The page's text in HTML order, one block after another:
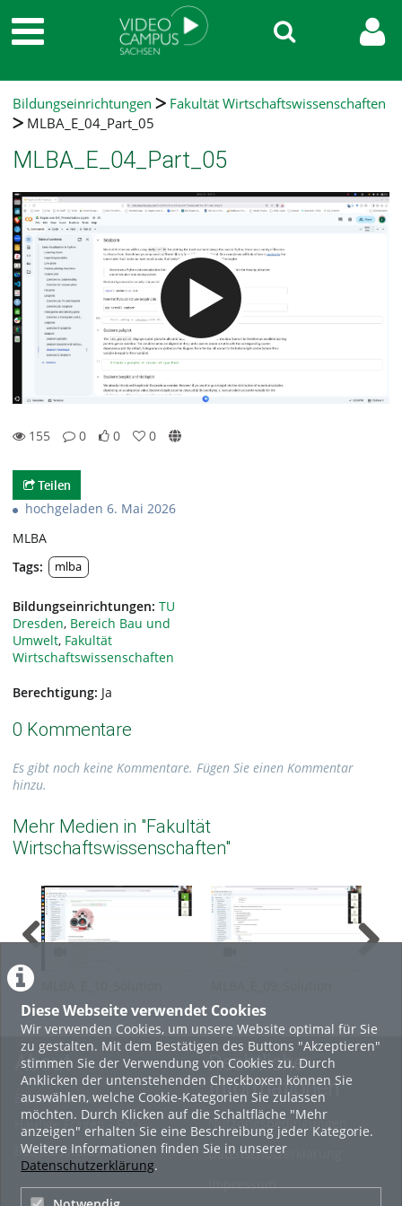
Diese Webseite verwendet Cookies
Wir verwenden Cookies, um unsere Website optimal für Sie
zu gestalten. Mit dem Bestätigen des Buttons "Akzeptieren"
stimmen Sie der Verwendung von Cookies zu. Durch
Anklicken der untenstehenden Checkboxen können Sie
auswählen, welche Cookie-Kategorien Sie zulassen
möchten. Durch Klicken auf die Schaltfläche "Mehr
anzeigen" erhalten Sie eine Beschreibung jeder Kategorie.
Weitere Informationen finden Sie in unserer
Datenschutzerklärung.
Bildungseinrichtungen
Fakultät Wirtschaftswissenschaften
MLBA_E_04_Part_05
MLBA_E_04_Part_05
155
0
0
0
Teilen
hochgeladen 6. Mai 2026
MLBA
Tags:
mlba
Bildungseinrichtungen: TU
Dresden, Bereich Bau und
Umwelt, Fakultät
Wirtschaftswissenschaften
Berechtigung: Ja
0 Kommentare
Es gibt noch keine Kommentare. Fügen Sie einen Kommentar
hinzu.
Mehr Medien in "Fakultät
Wirtschaftswissenschaften"
About
Erste Schritte
Häufige Fragen - FAQ
Betriebsstatus
Rechtliche
Informationen
Nutzungsbedingungen
Datenschutzerklärung
Impressum